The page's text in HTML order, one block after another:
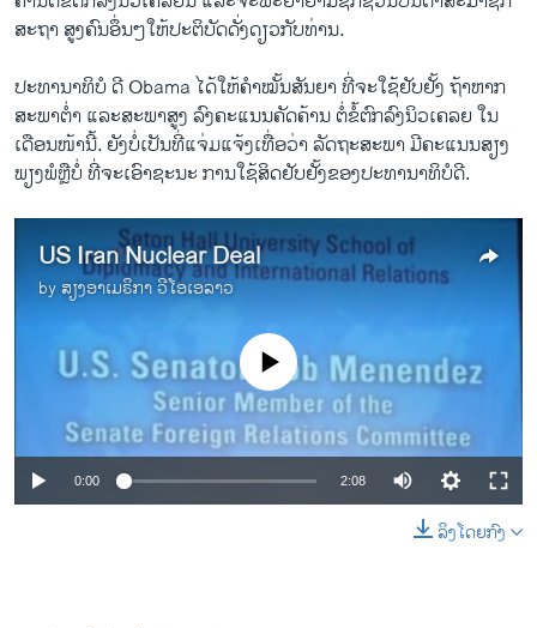
ສະຖາ ສູງຄົນ​ອຶ່ນໆໃຫ້ປະຕິບັດດັ່ງດຽວກັບ​ທ່ານ.
ປະທານາທິບໍ ​ດີ Obama ​ໄດ້​ໃຫ້​ຄຳ​ໝັ້ນ​ສັນຍາ ທີ່​ຈະ​ໃຊ້ຢັບຢັ້ງ ຖ້າ​ຫາກ​
ສະພາ​ຕໍ່າ ​ແລະ​ສະພາ​ສູງ ລົງ​ຄະ​ແນນ​ຄັດຄ້ານ ຕໍ່​ຂໍ້​ຕົກລົງ​ນິວ​ເຄລຍ​ ໃນ​
ເດືອນ​ໜ້າ​ນີ້. ຍັງ​ບໍ່​ເປັນ​ທີ່​ແຈ່ມ​ແຈ້ງ​ເທື່ອ​ວ່າ ​ລັດຖະສະພາ​ ມີຄະ​ແນນ​ສຽງ​
ພຽງພໍຫຼືບໍ່ ທີ່​ຈະ​ເອົາ​ຊະນະ ການໃຊ້ສິດຢັບຢັ້​ງ​ຂອງປະທານາທິບໍດີ.
US Iran Nuclear Deal
by ສຽງອາເມຣິກາ ວີໂອເອລາວ
No media source currently available
0:00 2:08
ລິງໂດຍກົງ